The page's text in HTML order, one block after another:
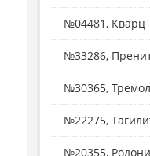
№04481, Кварц
№33286,
№30365,
№22275,
№20355,